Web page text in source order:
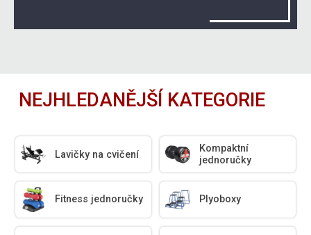
NEJHLEDANĚJŠÍ KATEGORIE
Lavičky na cvičení
Kompaktní
jednoručky
Fitness jednoručky Plyoboxy